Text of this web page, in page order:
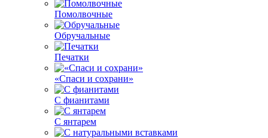
Помолвочные
Обручальные
Печатки
«Спаси и сохрани»
С фианитами
С янтарем